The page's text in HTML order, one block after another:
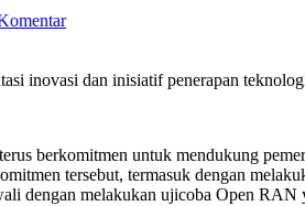
inovasi dan inisiatif penerapan
berkomitmen untuk mendukung
tersebut, termasuk dengan
dengan melakukan ujicoba Open